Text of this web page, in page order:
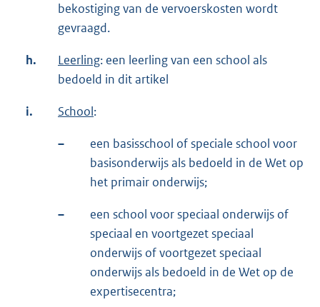
bekostiging van de vervoerskosten wordt
gevraagd.
h. Leerling: een leerling van een school als
bedoeld in dit artikel
i. School:
–
een basisschool of speciale school voor
basisonderwijs als bedoeld in de Wet op
het primair onderwijs;
–
een school voor speciaal onderwijs of
speciaal en voortgezet speciaal
onderwijs of voortgezet speciaal
onderwijs als bedoeld in de Wet op de
expertisecentra;